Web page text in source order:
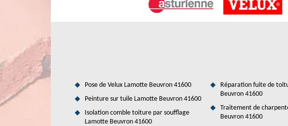
au renforcement de l'étanchéité de la surface supérieure de l'immeuble. Pour
services d'un expert est recommandé. Ainsi, il faut solliciter le service d'un
Pose de Velux Lamotte Beuvron 41600
Peinture sur tuile Lamotte Beuvron 41600
Isolation comble toiture par soufflage
Lamotte Beuvron 41600
Réparation fuite de
Beuvron 41600
Traitement de
Beuvron 41600